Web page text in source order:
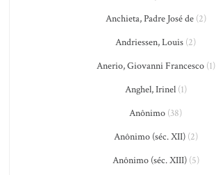
Anchieta, Padre José de(2)
Andriessen, Louis (2)
Anerio, Giovanni Francesco(1)
Anghel, Irinel(1)
Anônimo (38)
Anônimo (séc. XII)(2)
Anônimo (séc. XIII)(5)